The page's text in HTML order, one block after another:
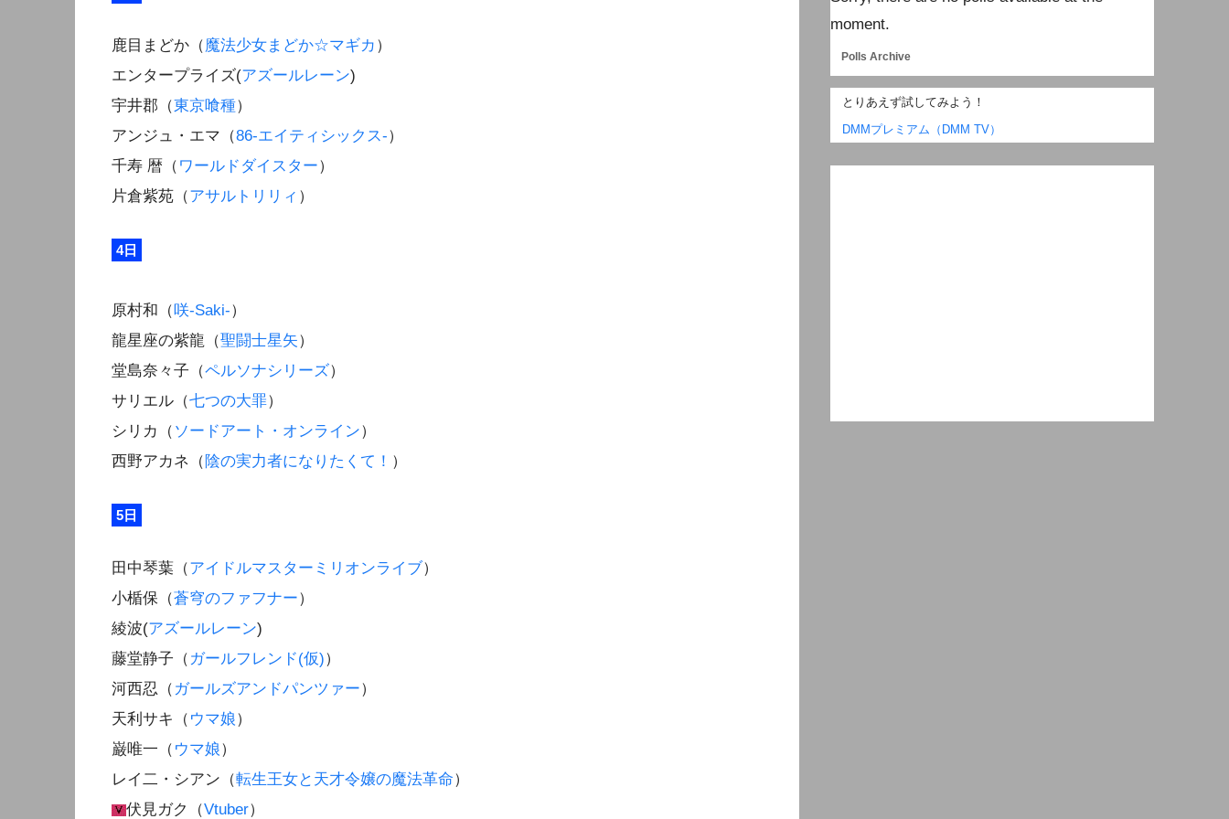
鹿目まどか（魔法少女まどか☆マギカ ）
エンタープライズ(アズールレーン)
宇井郡（東京喰種）
アンジュ・エマ（86-エイティシックス-）
千寿 暦（ ワールドダイスター）
片倉紫苑（アサルトリリィ ）
4日
原村和（咲-Saki-）
龍星座の紫龍（聖闘士星矢）
堂島奈々子（ペルソナシリーズ）
サリエル（七つの大罪）
シリカ（ ソードアート・オンライン）
西野アカネ（ 陰の実力者になりたくて！ ）
5日
田中琴葉（アイドルマスターミリオンライブ）
小楯保（蒼穹のファフナー）
綾波(アズールレーン)
藤堂静子（ ガールフレンド(仮)）
河西忍（ ガールズアンドパンツァー）
天利サキ（ ウマ娘）
巌唯一（ ウマ娘）
レイ二・シアン（転生王女と天才令嬢の魔法革命）
伏見ガク（Vtuber）
moment.
Polls Archive
とりあえず試してみよう！
DMMプレミアム（DMM TV）